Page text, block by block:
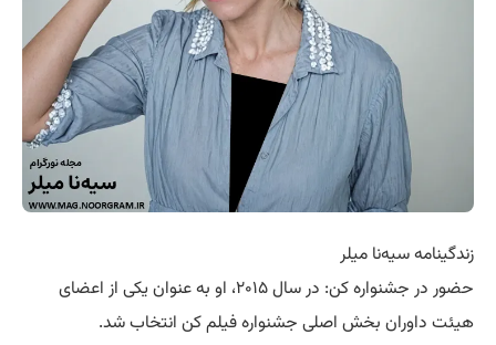
زندگینامه سیه‌نا میلر
حضور در جشنواره کن: در سال ۲۰۱۵، او به عنوان یکی از اعضای
هیئت داوران بخش اصلی جشنواره فیلم کن انتخاب شد.